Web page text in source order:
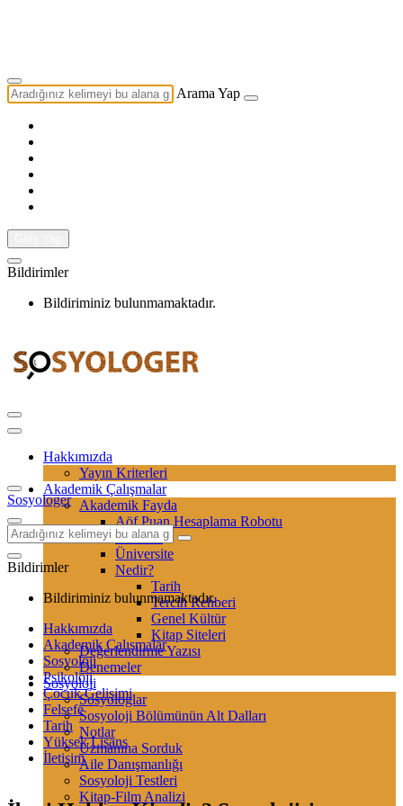
Arama Yap
Bildirimler
Bildiriminiz bulunmamaktadır.
Hakkımızda
Yayın Kriterleri
Akademik Çalışmalar
Akademik Fayda
Aöf Puan Hesaplama Robotu
Sertifika
Üniversite
Nedir?
Tarih
Tercih Rehberi
Genel Kültür
Kitap Siteleri
Değerlendirme Yazısı
Denemeler
Sosyoloji
Sosyologlar
Sosyoloji Bölümünün Alt Dalları
Notlar
Uzmanına Sorduk
Aile Danışmanlığı
Sosyoloji Testleri
Kitap-Film Analizi
Sosyologer
Bildirimler
Bildiriminiz bulunmamaktadır.
Hakkımızda
Akademik Çalışmalar
Sosyoloji
Psikoloji
Çocuk Gelişimi
Felsefe
Tarih
Yüksek Lisans
İletişim